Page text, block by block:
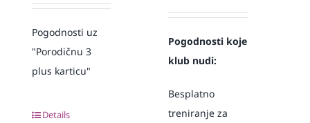
Pogodnosti uz
"Porodičnu 3
plus karticu"
Details
Pogodnosti koje
klub nudi:
Besplatno
treniranje za